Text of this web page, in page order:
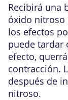
Recibirá una
óxido nitroso
los efectos
puede tardar
efecto,
contracción.
después de
nitroso.